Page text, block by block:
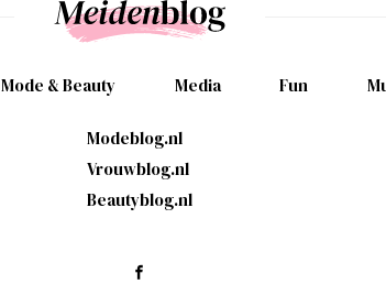
Mode & Beauty Media Fun
Modeblog.nl
Vrouwblog.nl
Beautyblog.nl